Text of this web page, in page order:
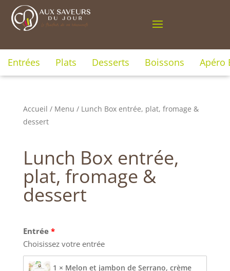
Entrées Plats Desserts Boissons Apéro
Accueil / Menu / Lunch Box entrée, plat, fromage &
dessert
Lunch Box entrée,
plat, fromage &
dessert
Entrée
Choisissez votre entrée
1 × Melon et jambon de Serrano, crème